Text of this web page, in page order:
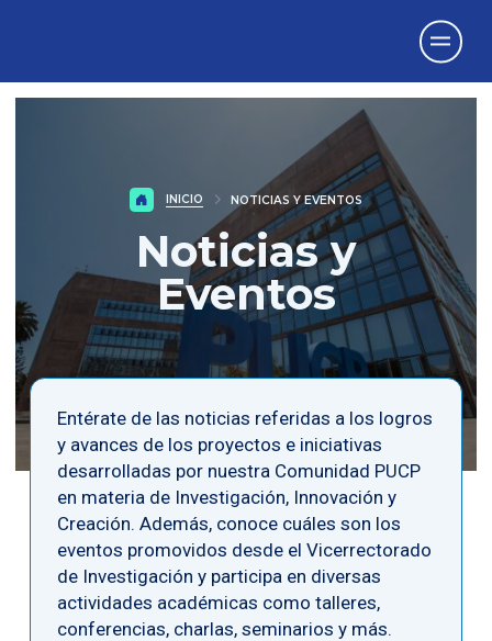
INICIO NOTICIAS Y EVENTOS
Noticias y
Eventos
Entérate de las noticias referidas a los logros
y avances de los proyectos e iniciativas
desarrolladas por nuestra Comunidad PUCP
en materia de Investigación, Innovación y
Creación. Además, conoce cuáles son los
eventos promovidos desde el Vicerrectorado
de Investigación y participa en diversas
actividades académicas como talleres,
conferencias, charlas, seminarios y más.